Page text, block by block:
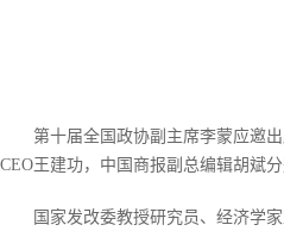
第十届全国政协副主席李蒙应邀
CEO王建功，中国商报副总编辑胡斌
国家发改委教授研究员、经济学